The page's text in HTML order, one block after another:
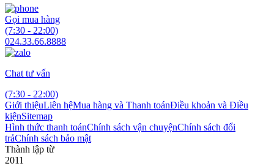
Gọi mua hàng
(7:30 - 22:00)
024.33.66.8888
Chat tư vấn
(7:30 - 22:00)
Giới thiệuLiên hệMua hàng và Thanh toánĐiều khoản và Điều
kiệnSitemap
Hình thức thanh toánChính sách vận chuyệnChính sách đổi
trảChính sách bảo mật
Thành lập từ
2011